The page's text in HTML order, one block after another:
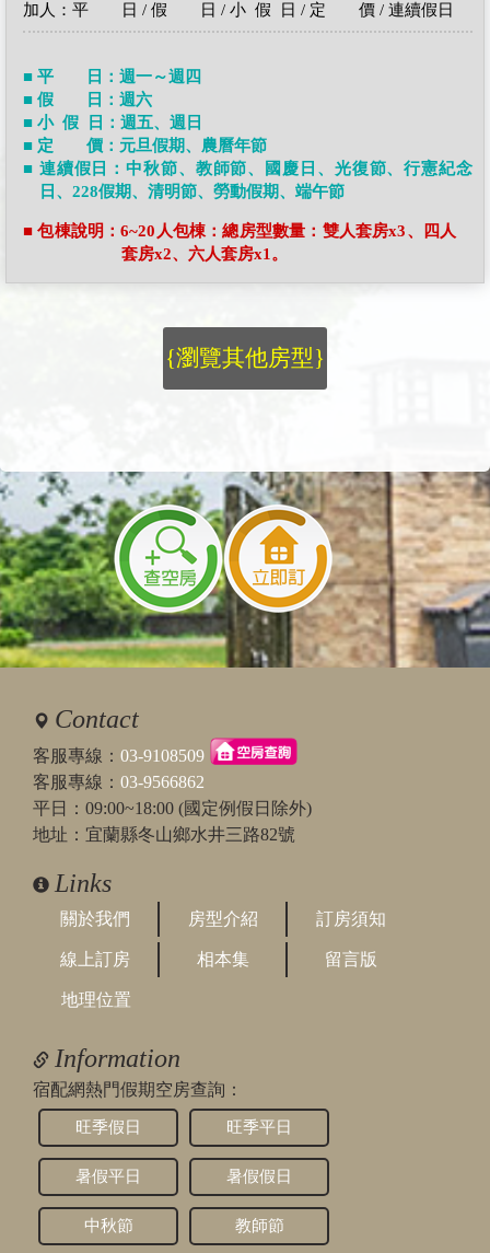
加人：平 日 / 假 日 / 小 假 日 / 定 價 / 連續假日
■ 平 日：週一～週四
■ 假 日：週六
■ 小 假 日：週五、週日
■ 定 價：元旦假期、農曆年節
■ 連續假日：中秋節、教師節、國慶日、光復節、行憲紀念
日、228假期、清明節、勞動假期、端午節
■ 包棟說明：6~20人包棟：總房型數量：雙人套房x3、四人
套房x2、六人套房x1。
{瀏覽其他房型}
Contact
客服專線： 03-9108509
客服專線： 03-9566862
平日：09:00~18:00 (國定例假日除外)
地址：宜蘭縣冬山鄉水井三路82號
Links
關於我們 房型介紹 訂房須知
線上訂房 相本集 留言版
地理位置
Information
宿配網熱門假期空房查詢：
旺季假日 旺季平日
暑假平日 暑假假日
中秋節 教師節